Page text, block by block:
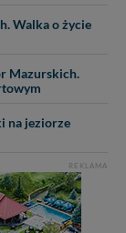
Walka o życie
Mazurskich.
na jeziorze
REKLAMA